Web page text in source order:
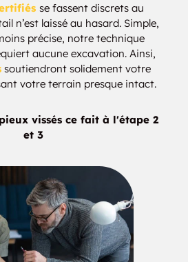
se fassent discrets au
n’est laissé au hasard. Simple,
précise, notre technique
aucune excavation. Ainsi,
soutiendront solidement votre
votre terrain presque intact.
vissés ce fait à l'étape 2
et 3